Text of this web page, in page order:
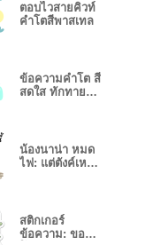
ตอบไวสายคิวท์
คำโตสีพาสเทล
ข้อความคำโต สี
สดใส ทักทายทุก
น้องนาน่า หมด
ไฟ: แต่ตังค์เหลือ
สติกเกอร์
ข้อความ: ขอปิด